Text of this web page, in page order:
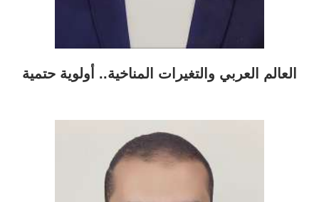
العالم العربي والتغيرات المناخية.. أولوية حتمية